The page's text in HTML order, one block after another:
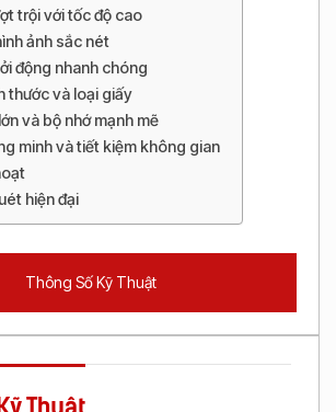
Thông Số Kỹ Thuật
trội với tốc độ cao
ảnh sắc nét
động nhanh chóng
thước và loại giấy
và bộ nhớ mạnh mẽ
minh và tiết kiệm không gian
hiện đại